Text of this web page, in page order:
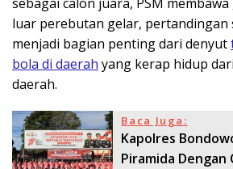
luar perebutan gelar, pertandingan
menjadi bagian penting dari denyut
bola di daerah yang kerap hidup
daerah.
Baca Juga:
Kapolres
Piramida Dengan